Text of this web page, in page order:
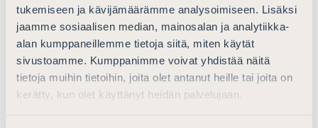
tukemiseen ja kävijämäärämme analysoimiseen. Lisäksi
jaamme sosiaalisen median, mainosalan ja analytiikka-
alan kumppaneillemme tietoja siitä, miten käytät
sivustoamme. Kumppanimme voivat yhdistää näitä
tietoja muihin tietoihin, joita olet antanut heille tai joita on
kerätty, kun olet käyttänyt heidän palvelujaan.
mukaista teknistä ratkaisua, joka johtaisi
tuomitsemiseen yhdestä rikoksesta nykyisen kahden
rikoksen asemasta. Nykykäytäntö on tältä osin sekava.
Asianajajaliitto pitää tärkeänä sitä, että sukupuoliyhteys
lapsen kanssa katsotaan aina raiskausrikokseksi.